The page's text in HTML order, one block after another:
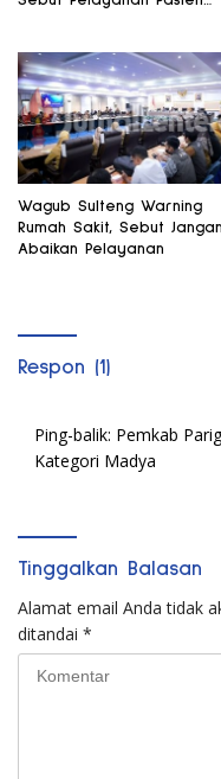
Wagub Sulteng Warning
Rumah Sakit, Sebut Jangan
Abaikan Pelayanan
Respon (1)
Ping-balik: Pemkab
Kategori Madya
Tinggalkan Balasan
Alamat email Anda tidak
ditandai *